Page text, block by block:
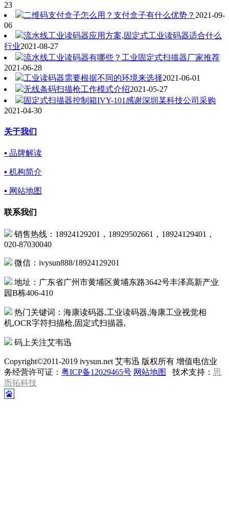
23
二维码支付盒子怎么用？支付盒子有什么优势？ 2021-09-
06
流水线工业读码器应用方案,固定式工业读码器适合什么
行业2021-08-27
流水线工业读码器有哪些？工业固定式扫描器厂家推荐
2021-06-28
工业读码器需要根据不同的环境来选择2021-06-01
无线条码扫描枪工作模式介绍2021-05-27
固定式扫描器控制箱IVY-101感谢深圳某科技公司采购
2021-04-30
关于我们
▪ 品牌解读
▪ 机构简介
▪ 网站地图
联系我们
销售热线：18924129201，18929502661，18924129401，
020-87030040
微信：ivysun888/18924129201
地址：广东省广州市黄埔区黄埔东路3642号丰泽高新产业
园B栋406-410
热门关键词：海康读码器,工业读码器,海康工业视觉相
机,OCR字符扫描枪,固定式扫描器,
码上关注艾韦迅
Copyright©2011-2019 ivysun.net 艾韦迅 版权所有 增值电信业
务经营许可证： 粤ICP备12029465号 网站地图 技术支持： 思
而拓科技